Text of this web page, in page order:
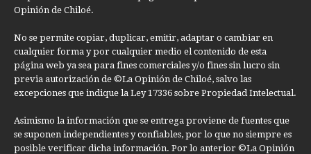
Opinión de Chiloé.
No se permite copiar, duplicar, emitir, adaptar o cambiar en
cualquier forma y por cualquier medio el contenido de esta
página web ya sea para fines comerciales y/o fines sin lucro sin
previa autorización de ©La Opinión de Chiloé, salvo las
excepciones que indique la Ley 17336 sobre Propiedad Intelectual.
Asimismo la información que se entrega proviene de fuentes que
se suponen independientes y confiables, por lo que no siempre es
posible verificar dicha información. Por lo anterior ©La Opinión